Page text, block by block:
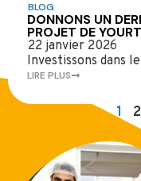
BLOG
DONNONS UN
PROJET DE
22 janvier 2026
Investissons dans
LIRE PLUS
1 2